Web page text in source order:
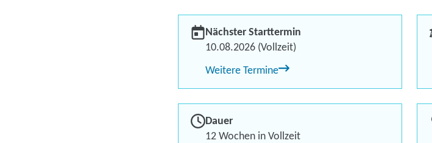
Nächster Starttermin
10.08.2026 (Vollzeit)
Weitere Termine
Dauer
12 Wochen in Vollzeit